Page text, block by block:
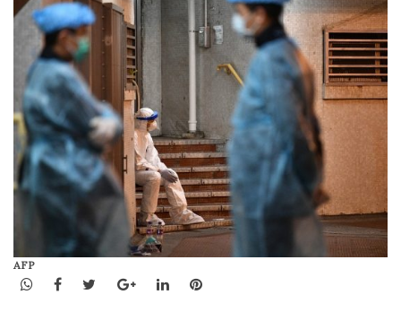
AFP
WhatsApp
Facebook
TwitterGoogle+LinkedInPinterest